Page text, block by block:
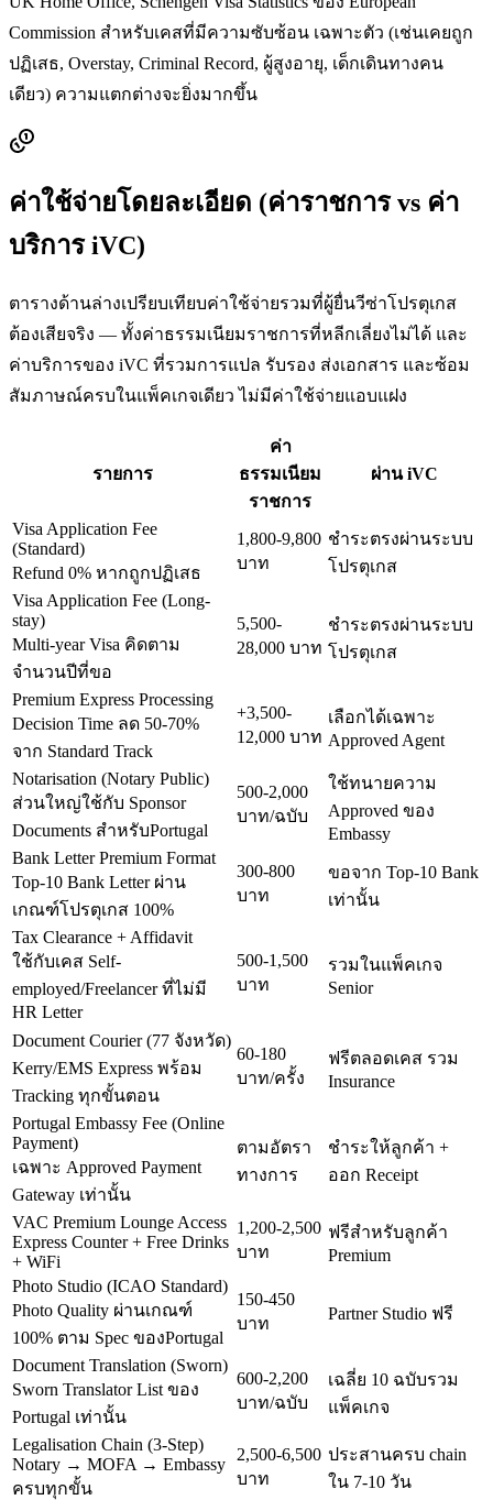
Commission สำหรับเคสที่มีความซับซ้อน เฉพาะตัว (เช่นเคยถูก
ปฏิเสธ, Overstay, Criminal Record, ผู้สูงอายุ, เด็กเดินทางคน
เดียว) ความแตกต่างจะยิ่งมากขึ้น
ค่าใช้จ่ายโดยละเอียด (ค่าราชการ vs ค่า
บริการ iVC)
ตารางด้านล่างเปรียบเทียบค่าใช้จ่ายรวมที่ผู้ยื่นวีซ่าโปรตุเกส
ต้องเสียจริง — ทั้งค่าธรรมเนียมราชการที่หลีกเลี่ยงไม่ได้ และ
ค่าบริการของ iVC ที่รวมการแปล รับรอง ส่งเอกสาร และซ้อม
สัมภาษณ์ครบในแพ็คเกจเดียว ไม่มีค่าใช้จ่ายแอบแฝง
รายการ
ค่า
ธรรมเนียม
ราชการ
ผ่าน iVC
Visa Application Fee
(Standard)
Refund 0% หากถูกปฏิเสธ
1,800-9,800
บาท
ชำระตรงผ่านระบบ
โปรตุเกส
Visa Application Fee (Long-
stay)
Multi-year Visa คิดตาม
จำนวนปีที่ขอ
5,500-
28,000 บาท
ชำระตรงผ่านระบบ
โปรตุเกส
Premium Express Processing
Decision Time ลด 50-70%
จาก Standard Track
+3,500-
12,000 บาท
เลือกได้เฉพาะ
Approved Agent
Notarisation (Notary Public)
ส่วนใหญ่ใช้กับ Sponsor
Documents สำหรับPortugal
500-2,000
บาท/ฉบับ
ใช้ทนายความ
Approved ของ
Embassy
Bank Letter Premium Format
Top-10 Bank Letter ผ่าน
เกณฑ์โปรตุเกส 100%
300-800
บาท
ขอจาก Top-10 Bank
เท่านั้น
Tax Clearance + Affidavit
ใช้กับเคส Self-
employed/Freelancer ที่ไม่มี
HR Letter
500-1,500
บาท
รวมในแพ็คเกจ
Senior
Document Courier (77 จังหวัด)
Kerry/EMS Express พร้อม
Tracking ทุกขั้นตอน
60-180
บาท/ครั้ง
ฟรีตลอดเคส รวม
Insurance
Portugal Embassy Fee (Online
Payment)
เฉพาะ Approved Payment
Gateway เท่านั้น
ตามอัตรา
ทางการ
ชำระให้ลูกค้า +
ออก Receipt
VAC Premium Lounge Access
Express Counter + Free Drinks
+ WiFi
1,200-2,500
บาท
ฟรีสำหรับลูกค้า
Premium
Photo Studio (ICAO Standard)
Photo Quality ผ่านเกณฑ์
100% ตาม Spec ของPortugal
150-450
บาท
Partner Studio ฟรี
Document Translation (Sworn)
Sworn Translator List ของ
Portugal เท่านั้น
600-2,200
บาท/ฉบับ
เฉลี่ย 10 ฉบับรวม
แพ็คเกจ
Legalisation Chain (3-Step)
Notary → MOFA → Embassy
ครบทุกขั้น
2,500-6,500
บาท
ประสานครบ chain
ใน 7-10 วัน